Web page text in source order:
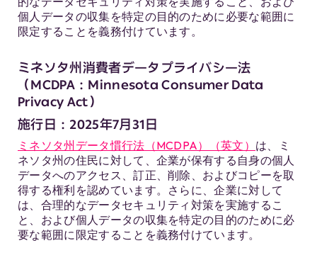
個人データの収集を特定の目的のために必要な範囲に
限定することを義務付けています。
ミネソタ州消費者データプライバシー法
（MCDPA：Minnesota Consumer Data
Privacy Act）
施行日：2025年7月31日
ミネソタ州データ慣行法（MCDPA）（英文） は、ミ
ネソタ州の住民に対して、企業が保有する自身の個人
データへのアクセス、訂正、削除、およびコピーを取
得する権利を認めています。さらに、企業に対して
は、合理的なデータセキュリティ対策を実施するこ
と、および個人データの収集を特定の目的のために必
要な範囲に限定することを義務付けています。